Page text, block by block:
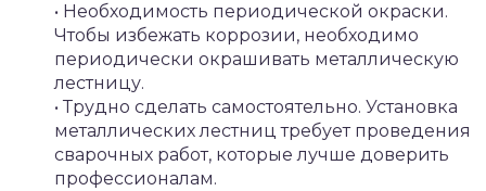
• Необходимость периодической окраски.
Чтобы избежать коррозии, необходимо
периодически окрашивать металлическую
лестницу.
• Трудно сделать самостоятельно. Установка
металлических лестниц требует проведения
сварочных работ, которые лучше доверить
профессионалам.